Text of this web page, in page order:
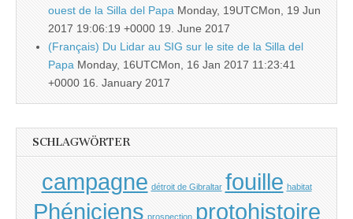
ouest de la Silla del Papa Monday, 19UTCMon, 19 Jun
2017 19:06:19 +0000 19. June 2017
(Français) Du Lidar au SIG sur le site de la Silla del
Papa Monday, 16UTCMon, 16 Jan 2017 11:23:41
+0000 16. January 2017
SCHLAGWÖRTER
campagne détroit de Gibraltar fouille habitat
Phéniciens prospection protohistoire